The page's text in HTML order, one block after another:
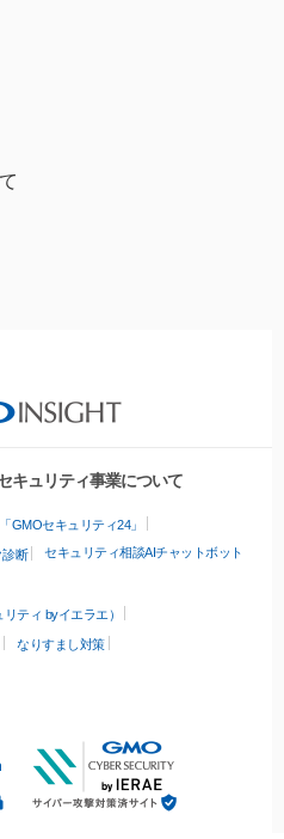
キュリティ事業について
GMOセキュリティ24」
診断 セキュリティ相談AIチャットボット
ティ byイエラエ）
なりすまし対策